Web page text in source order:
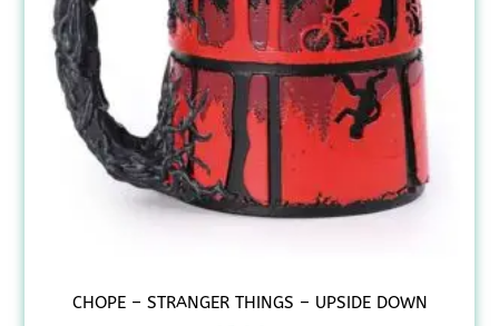
CHOPE – STRANGER THINGS – UPSIDE DOWN